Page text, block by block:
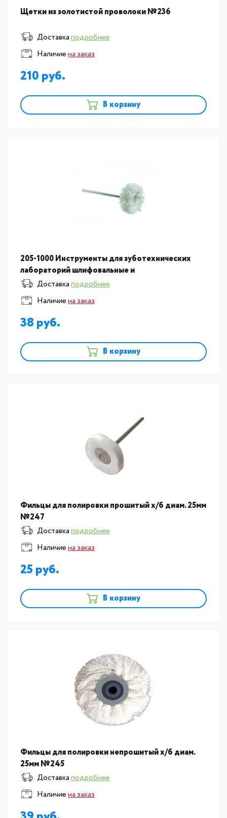
Щетки из золотистой проволоки №236
Доставкаподробнее
Наличиена заказ
210
В корзину
205-1000 Инструменты для зуботехнических
лабораторий шлифовальные и
полировальные:Круг хлопчатобумажный
полировальный, диаметр 22мм.ВИ 00246
Доставкаподробнее
Наличиена заказ
38
В корзину
Фильцы для полировки прошитый х/б диам. 25мм
№247
Доставкаподробнее
Наличиена заказ
25
В корзину
Фильцы для полировки непрошитый х/б диам.
25мм №245
Доставкаподробнее
Наличиена заказ